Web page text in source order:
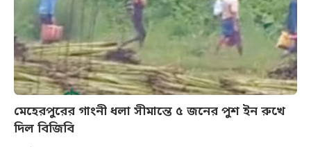
মেহেরপুরের গাংনী ধলা সীমান্তে ৫ জনের পুশ ইন রুখে
দিল বিজিবি